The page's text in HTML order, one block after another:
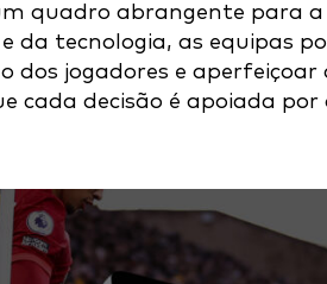
quadro abrangente para
da tecnologia, as equipas
dos jogadores e
cada decisão é apoiada por